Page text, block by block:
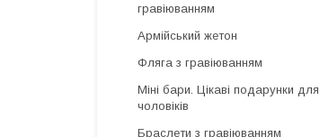
гравіюванням
Армійський жетон
Фляга з гравіюванням
Міні бари. Цікаві подарунки для
чоловіків
Браслети з гравіюванням